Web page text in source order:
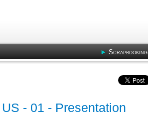
Scrapbooking
- 01 - Presentation